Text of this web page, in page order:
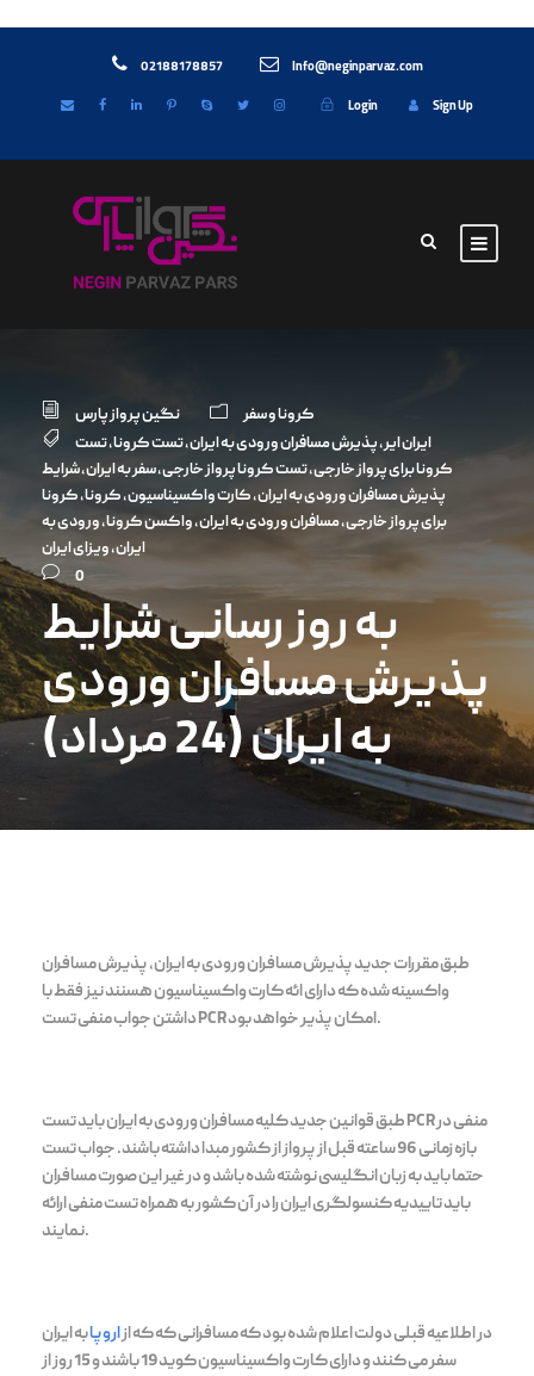
02188178857 Info@neginparvaz.com
Login Sign Up
نگین پرواز پارس
کرونا و سفر
ایران ایر,پذیرش مسافران ورودی به ایران,تست کرونا,تست
کرونا برای پرواز خارجی,تست کرونا پرواز خارجی,سفر به ایران,شرایط
پذیرش مسافران ورودی به ایران,کارت واکسیناسیون,کرونا,کرونا
برای پرواز خارجی,مسافران ورودی به ایران,واکسن کرونا,ورودی به
ایران,ویزای ایران
0
به روز رسانی شرایط
پذیرش مسافران ورودی
به ایران (24 مرداد)
طبق مقررات جدید پذیرش مسافران ورودی به ایران، پذیرش مسافران
واکسینه شده که دارای ائه کارت واکسیناسیون هسنند نیز فقط با
داشتن جواب منفی تست PCR امکان پذیر خواهد بود.
طبق قوانین جدید کلیه مسافران ورودی به ایران باید تست PCR منفی در
بازه زمانی 96 ساعته قبل از پرواز از کشور مبدا داشته باشند. جواب تست
حتما باید به زبان انگلیسی نوشته شده باشد و در غیر این صورت مسافران
باید تاییدیه کنسولگری ایران را در آن کشور به همراه تست منفی ارائه
نمایند.
در اطلاعیه قبلی دولت اعلام شده بود که مسافرانی که که ازاروپابه ایران
سفر می کنند و دارای کارت واکسیناسیون کوید 19 باشند و 15 روز از